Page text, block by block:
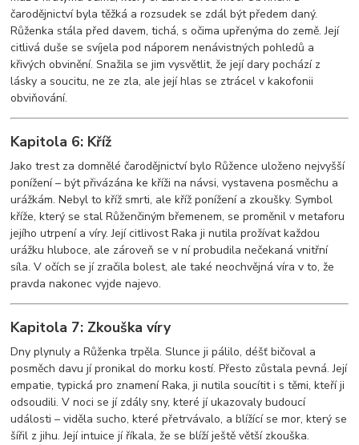
čarodějnictví byla těžká a rozsudek se zdál být předem daný.
Růženka stála před davem, tichá, s očima upřenýma do země. Její
citlivá duše se svíjela pod náporem nenávistných pohledů a
křivých obvinění. Snažila se jim vysvětlit, že její dary pochází z
lásky a soucitu, ne ze zla, ale její hlas se ztrácel v kakofonii
obviňování.
Kapitola 6: Kříž
Jako trest za domnělé čarodějnictví bylo Růžence uloženo nejvyšší
ponížení – být přivázána ke kříži na návsi, vystavena posměchu a
urážkám. Nebyl to kříž smrti, ale kříž ponížení a zkoušky. Symbol
kříže, který se stal Růženčiným břemenem, se proměnil v metaforu
jejího utrpení a víry. Její citlivost Raka ji nutila prožívat každou
urážku hluboce, ale zároveň se v ní probudila nečekaná vnitřní
síla. V očích se jí zračila bolest, ale také neochvějná víra v to, že
pravda nakonec vyjde najevo.
Kapitola 7: Zkouška víry
Dny plynuly a Růženka trpěla. Slunce ji pálilo, déšť bičoval a
posměch davu jí pronikal do morku kostí. Přesto zůstala pevná. Její
empatie, typická pro znamení Raka, ji nutila soucítit i s těmi, kteří ji
odsoudili. V noci se jí zdály sny, které jí ukazovaly budoucí
události – viděla sucho, které přetrvávalo, a blížící se mor, který se
šířil z jihu. Její intuice jí říkala, že se blíží ještě větší zkouška.